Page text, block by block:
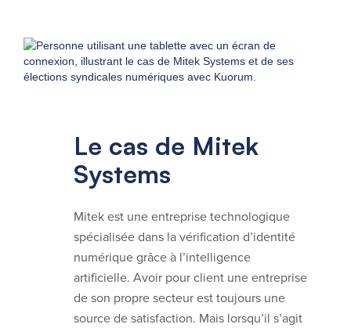
Le cas de Mitek
Systems
Mitek est une entreprise technologique
spécialisée dans la vérification d’identité
numérique grâce à l’intelligence
artificielle. Avoir pour client une entreprise
de son propre secteur est toujours une
source de satisfaction. Mais lorsqu’il s’agit